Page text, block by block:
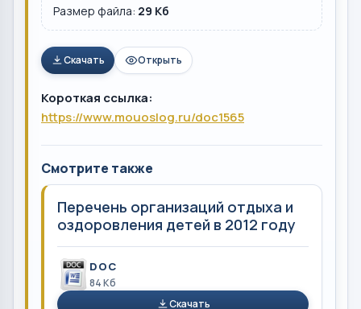
Размер файла: 29 Кб
Скачать Открыть
Короткая ссылка:
https://www.mouoslog.ru/doc1565
Смотрите также
Перечень организаций отдыха и
оздоровления детей в 2012 году
DOC
84 Кб
Скачать